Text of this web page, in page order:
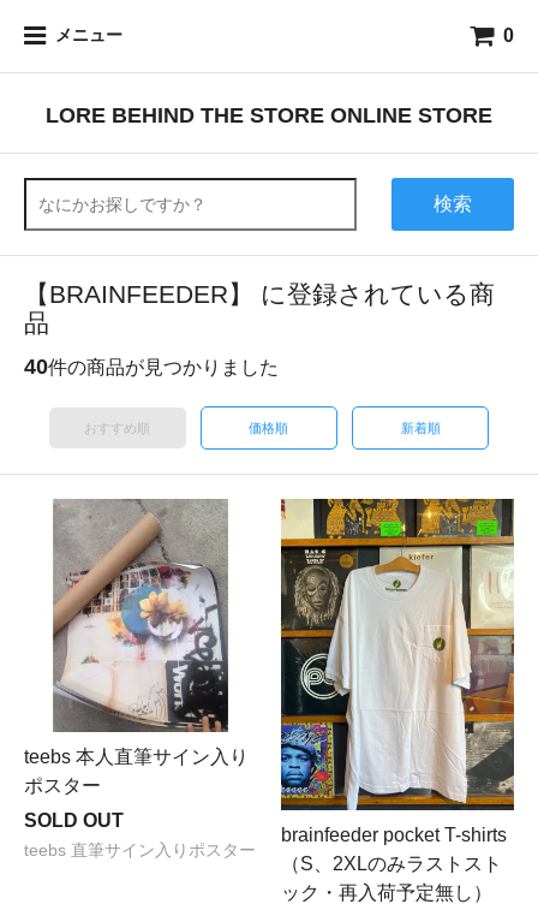
メニュー 0
LORE BEHIND THE STORE ONLINE STORE
検索
【BRAINFEEDER】 に登録されている商
品
40件の商品が見つかりました
おすすめ順 価格順 新着順
teebs 本人直筆サイン入り
ポスター
SOLD OUT
teebs 直筆サイン入りポスター
brainfeeder pocket T-shirts
（S、2XLのみラストスト
ック・再入荷予定無し）